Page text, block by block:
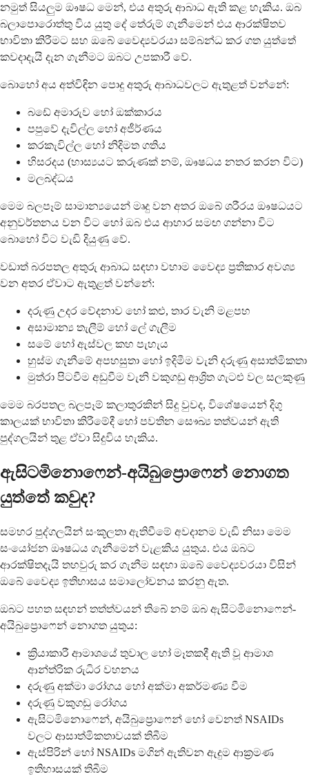
නමුත් සියලුම ඖෂධ මෙන්, එය අතුරු ආබාධ ඇති කළ හැකිය. ඔබ
බලාපොරොත්තු විය යුතු දේ තේරුම් ගැනීමෙන් එය ආරක්ෂිතව
භාවිතා කිරීමට සහ ඔබේ වෛද්‍යවරයා සම්බන්ධ කර ගත යුත්තේ
කවදාදැයි දැන ගැනීමට ඔබට උපකාරී වේ.
බොහෝ අය අත්විඳින පොදු අතුරු ආබාධවලට ඇතුළත් වන්නේ:
බඩේ අමාරුව හෝ ඔක්කාරය
පපුවේ දැවිල්ල හෝ අජීර්ණය
කරකැවිල්ල හෝ නිදිමත ගතිය
හිසරදය (හාස්‍යයට කරුණක් නම්, ඖෂධය නතර කරන විට)
මලබද්ධය
මෙම බලපෑම් සාමාන්‍යයෙන් මෘදු වන අතර ඔබේ ශරීරය ඖෂධයට
අනුවර්තනය වන විට හෝ ඔබ එය ආහාර සමඟ ගන්නා විට
බොහෝ විට වැඩි දියුණු වේ.
වඩාත් බරපතල අතුරු ආබාධ සඳහා වහාම වෛද්‍ය ප්‍රතිකාර අවශ්‍ය
වන අතර ඒවාට ඇතුළත් වන්නේ:
දරුණු උදර වේදනාව හෝ කළු, තාර වැනි මළපහ
අසාමාන්‍ය තැලීම් හෝ ලේ ගැලීම
සමේ හෝ ඇස්වල කහ පැහැය
හුස්ම ගැනීමේ අපහසුතා හෝ ඉදිමීම වැනි දරුණු අසාත්මිකතා
මුත්රා පිටවීම අඩුවීම වැනි වකුගඩු ආශ්‍රිත ගැටළු වල සලකුණු
මෙම බරපතල බලපෑම් කලාතුරකින් සිදු වුවද, විශේෂයෙන් දිගු
කාලයක් භාවිතා කිරීමේදී හෝ පවතින සෞඛ්‍ය තත්වයන් ඇති
පුද්ගලයින් තුළ ඒවා සිදුවිය හැකිය.
ඇසිටමිනොෆෙන්-අයිබුප්‍රොෆෙන් නොගත
යුත්තේ කවුද?
සමහර පුද්ගලයින් සංකූලතා ඇතිවීමේ අවදානම වැඩි නිසා මෙම
සංයෝජන ඖෂධය ගැනීමෙන් වැළකිය යුතුය. එය ඔබට
ආරක්ෂිතදැයි තහවුරු කර ගැනීම සඳහා ඔබේ වෛද්‍යවරයා විසින්
ඔබේ වෛද්‍ය ඉතිහාසය සමාලෝචනය කරනු ඇත.
ඔබට පහත සඳහන් තත්ත්වයන් තිබේ නම් ඔබ ඇසිටමිනොෆෙන්-
අයිබුප්‍රොෆෙන් නොගත යුතුය:
ක්‍රියාකාරී ආමාශයේ තුවාල හෝ මෑතකදී ඇති වූ ආමාශ
ආන්ත්රික රුධිර වහනය
දරුණු අක්මා රෝගය හෝ අක්මා අකර්මණ්‍ය වීම
දරුණු වකුගඩු රෝගය
ඇසිටමිනොෆෙන්, අයිබුප්‍රොෆෙන් හෝ වෙනත් NSAIDs
වලට ආසාත්මිකතාවයක් තිබීම
ඇස්පිරින් හෝ NSAIDs මගින් ඇතිවන ඇදුම ආක්‍රමණ
ඉතිහාසයක් තිබීම